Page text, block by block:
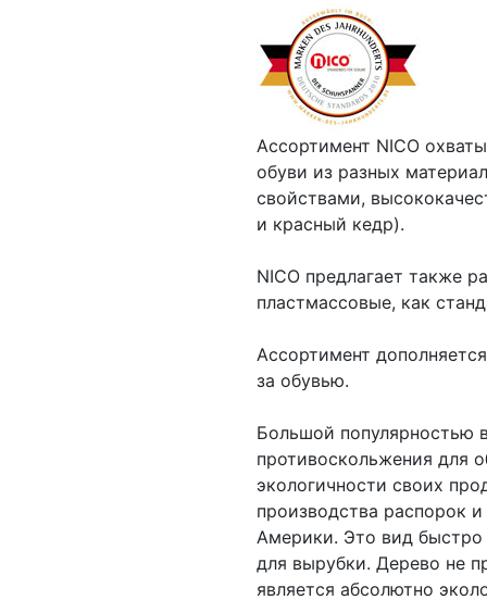
Ассортимент NICO
обуви из разных
свойствами,
и красный кедр).
NICO предлагает также
пластмассовые, как
Ассортимент
за обувью.
Большой популярностью
противоскольжения для
экологичности своих
производства распорок
Америки. Это вид быстро
для вырубки. Дерево не
является абсолютно